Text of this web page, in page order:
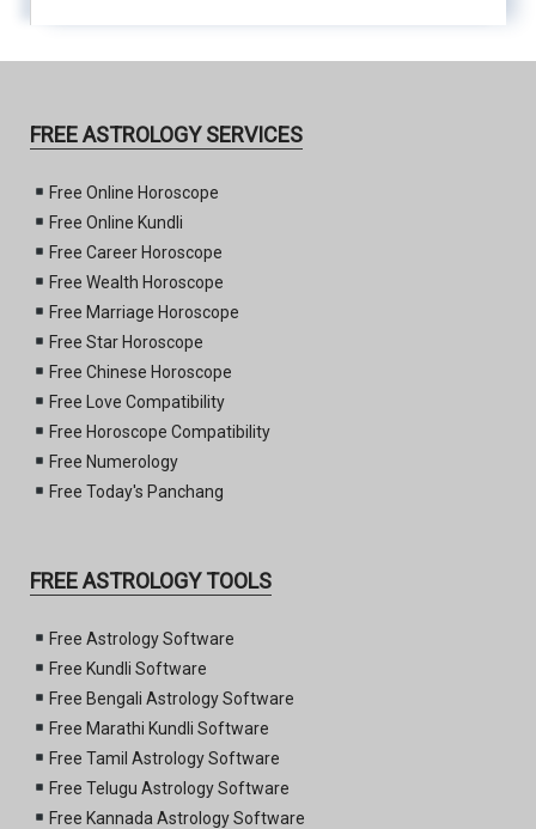
FREE ASTROLOGY SERVICES
Free Online Horoscope
Free Online Kundli
Free Career Horoscope
Free Wealth Horoscope
Free Marriage Horoscope
Free Star Horoscope
Free Chinese Horoscope
Free Love Compatibility
Free Horoscope Compatibility
Free Numerology
Free Today's Panchang
FREE ASTROLOGY TOOLS
Free Astrology Software
Free Kundli Software
Free Bengali Astrology Software
Free Marathi Kundli Software
Free Tamil Astrology Software
Free Telugu Astrology Software
Free Kannada Astrology Software